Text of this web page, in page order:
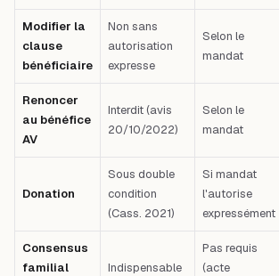
Modifier la
clause
bénéficiaire
Non sans
autorisation
expresse
Selon le
mandat
Renoncer
au bénéfice
AV
Interdit (avis
20/10/2022)
Selon le
mandat
Donation
Sous double
condition
(Cass. 2021)
Si mandat
l'autorise
expressément
Consensus
familial
Indispensable
Pas requis
(acte